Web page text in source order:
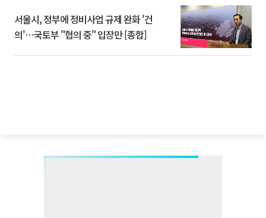
서울시, 정부에 정비사업 규제 완화 '건
의'⋯국토부 "협의 중" 입장만 [종합]